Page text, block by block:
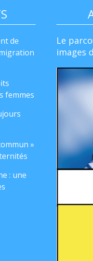
de
femmes
»
: une
Le
images